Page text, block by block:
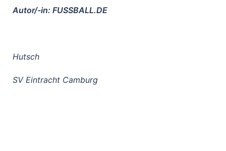
Autor/-in: FUSSBALL.DE
Hutsch
SV Eintracht Camburg